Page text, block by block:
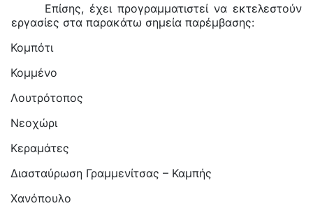
Επίσης, έχει προγραμματιστεί να εκτελεστούν
εργασίες στα παρακάτω σημεία παρέμβασης:
Κομπότι
Κομμένο
Λουτρότοπος
Νεοχώρι
Κεραμάτες
Διασταύρωση Γραμμενίτσας – Καμπής
Χανόπουλο